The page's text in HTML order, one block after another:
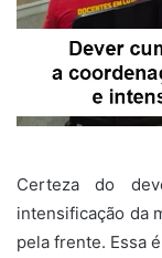
Certeza do
intensificação da
pela frente. Essa